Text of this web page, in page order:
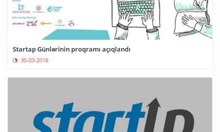
Startap Günlərinin proqramı açıqlandı
30-03-2018